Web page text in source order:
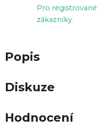
Pro registrované
zákazníky.
Popis
Diskuze
Hodnocení